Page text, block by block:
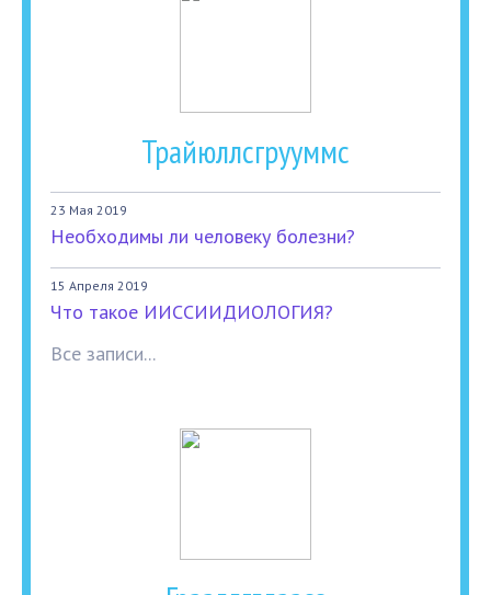
Трайюллсгрууммс
23 Мая 2019
Необходимы ли человеку болезни?
15 Апреля 2019
Что такое ИИССИИДИОЛОГИЯ?
Все записи...